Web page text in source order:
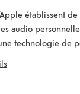
établissent
audio
technologie de
Grâce aux
disponibles en